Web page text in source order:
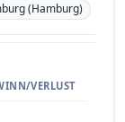
(Hamburg)
VERLUST